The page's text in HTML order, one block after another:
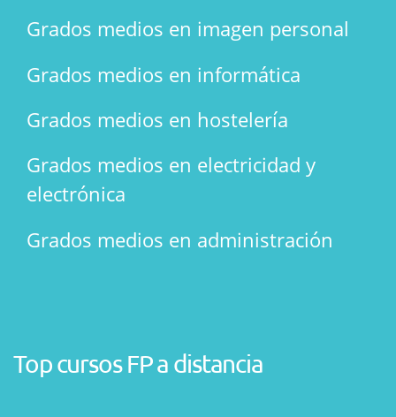
Grados medios en imagen personal
Grados medios en informática
Grados medios en hostelería
Grados medios en electricidad y
electrónica
Grados medios en administración
Top cursos FP a distancia